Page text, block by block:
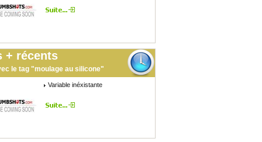
+ récents
le tag "moulage au silicone"
Variable inéxistante